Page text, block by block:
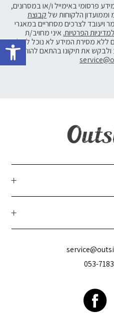
פרסומי באימייל ו/או במסרונים,
הלקוחות שלקבוצת
ויעובד לצרכים מסחריים במאגרי
למדיניות הפרטיות. איני מחויב/ת
ללא מסירת המידע לא נוכל לשלוח
ולבקש את תיקונו בהתאם להוראות
053-